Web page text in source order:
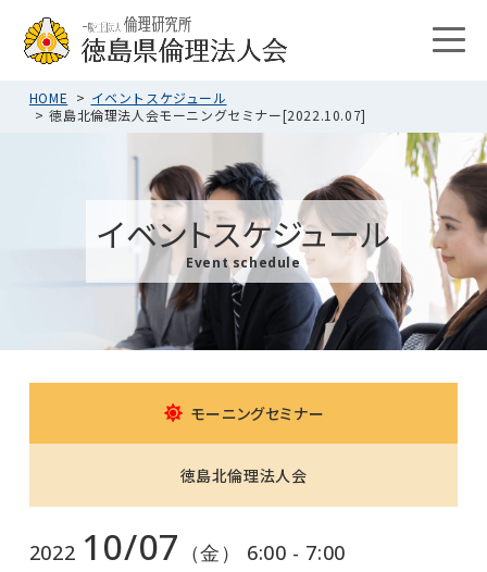
HOME
イベントスケジュール
徳島北倫理法人会モーニングセミナー[2022.10.07]
イベントスケジュール
Event schedule
モーニングセミナー
徳島北倫理法人会
2022 10/07 （金） 6:00 - 7:00